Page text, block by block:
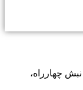
شهرک صنعتی محمود آباد، خیابان 18، نبش چهارراه،